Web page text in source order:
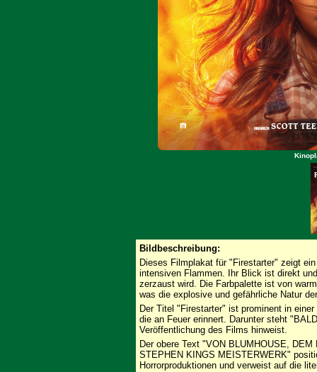
Bildbeschreibung:
Dieses Filmplakat für "Firestarter" zeigt
intensiven Flammen. Ihr Blick ist direkt
zerzaust wird. Die Farbpalette ist von
was die explosive und gefährliche Natur
Der Titel "Firestarter" ist prominent in
die an Feuer erinnert. Darunter steht
Veröffentlichung des Films hinweist.
Der obere Text "VON BLUMHOUSE,
STEPHEN KINGS MEISTERWERK"
Horrorproduktionen und verweist auf die